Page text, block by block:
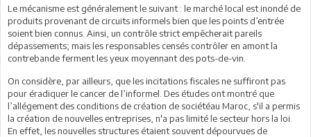
Le mécanisme est généralement le suivant : le marché local est inondé de
produits provenant de circuits informels bien que les points d’entrée
soient bien connus. Ainsi, un contrôle strict empêcherait pareils
dépassements; mais les responsables censés contrôler en amont la
contrebande ferment les yeux moyennant des pots-de-vin.
On considère, par ailleurs, que les incitations fiscales ne suffiront pas
pour éradiquer le cancer de l’informel. Des études ont montré que
l’allégement des conditions de création de sociétéau Maroc, s'il a permis
la création de nouvelles entreprises, n'a pas limité le secteur hors la loi.
En effet, les nouvelles structures étaient souvent dépourvues de